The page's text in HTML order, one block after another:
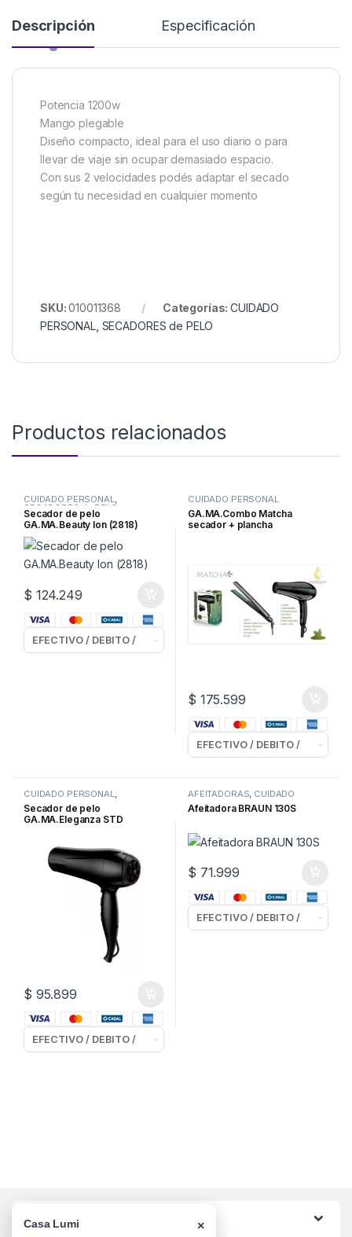
Descripción Especificación
Potencia 1200w
Mango plegable
Diseño compacto, ideal para el uso diario o para
llevar de viaje sin ocupar demasiado espacio.
Con sus 2 velocidades podés adaptar el secado
según tu necesidad en cualquier momento
SKU:010011368 Categorías:CUIDADO
PERSONAL, SECADORES de PELO
Productos relacionados
CUIDADO PERSONAL,
SECADORES de PELO
Secador de pelo
GA.MA.Beauty Ion (2818)
$ 124.249
CUIDADO PERSONAL
GA.MA.Combo Matcha
secador + plancha
$ 175.599
CUIDADO PERSONAL,
SECADORES de PELO
Secador de pelo
GA.MA.Eleganza STD
$ 95.899
AFEITADORAS, CUIDADO
PERSONAL
Afeitadora BRAUN 130S
$ 71.999
Categorias
Casa Lumi ×